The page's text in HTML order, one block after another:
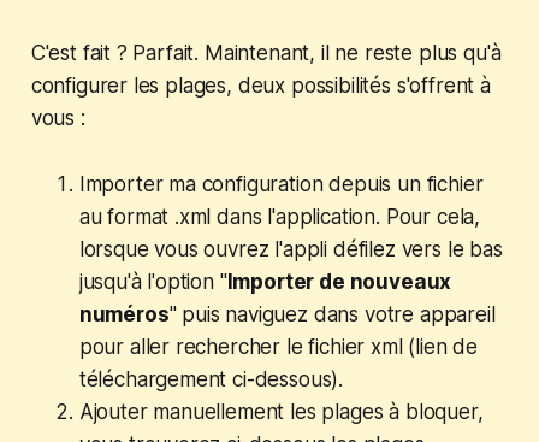
C'est fait ? Parfait. Maintenant, il ne reste plus qu'à
configurer les plages, deux possibilités s'offrent à
vous :
Importer ma configuration depuis un fichier
au format .xml dans l'application. Pour cela,
lorsque vous ouvrez l'appli défilez vers le bas
jusqu'à l'option "Importer de nouveaux
numéros" puis naviguez dans votre appareil
pour aller rechercher le fichier xml (lien de
téléchargement ci-dessous).
Ajouter manuellement les plages à bloquer,